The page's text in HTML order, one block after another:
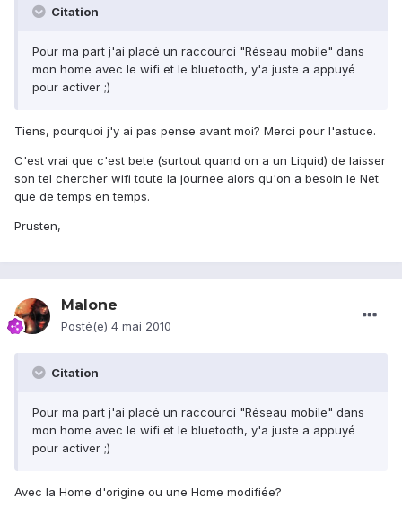
Citation
Pour ma part j'ai placé un raccourci "Réseau mobile" dans
mon home avec le wifi et le bluetooth, y'a juste a appuyé
pour activer ;)
Tiens, pourquoi j'y ai pas pense avant moi? Merci pour l'astuce.
C'est vrai que c'est bete (surtout quand on a un Liquid) de laisser
son tel chercher wifi toute la journee alors qu'on a besoin le Net
que de temps en temps.
Prusten,
Malone
Posté(e) 4 mai 2010
Citation
Pour ma part j'ai placé un raccourci "Réseau mobile" dans
mon home avec le wifi et le bluetooth, y'a juste a appuyé
pour activer ;)
Avec la Home d'origine ou une Home modifiée?